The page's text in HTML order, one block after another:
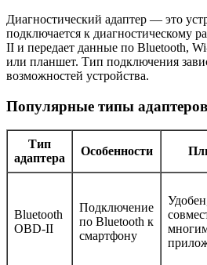
Диагностический адаптер — это
подключается к диагностическому
II и передает данные по Bluetooth,
или планшет. Тип подключения
возможностей устройства.
Популярные типы адаптеров
Тип
адаптера
Особенности
Bluetooth
OBD-II
Подключение
по Bluetooth к
смартфону